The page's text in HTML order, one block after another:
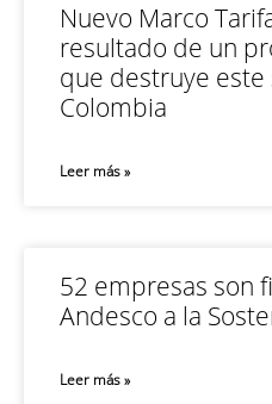
Nuevo Marco
resultado de un
que destruye este
Colombia
Leer más »
52 empresas son
Andesco a la
Leer más »